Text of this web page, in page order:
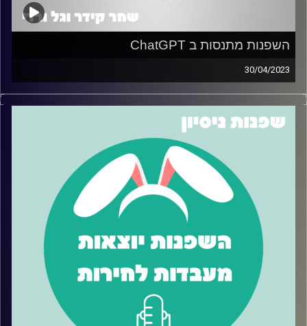
השפנות מתנסות ב ChatGPT
30/04/2023
אז כולם מדברים על chatGPT ובצדק, בכל זאת תוך 5 ימים
בלבד לאחר שהושק נוספו לו מיליון משתמשים חדשים!
האזינו כדי לשמוע מה אפשר לעשות עם
הכלי הזה שנהיה החבר הכי טוב של האדם.
קרדיט תמונות:
שחר קידר וגל ורדי
קרדיט תמונות:
שחר קידר וגל ורדי